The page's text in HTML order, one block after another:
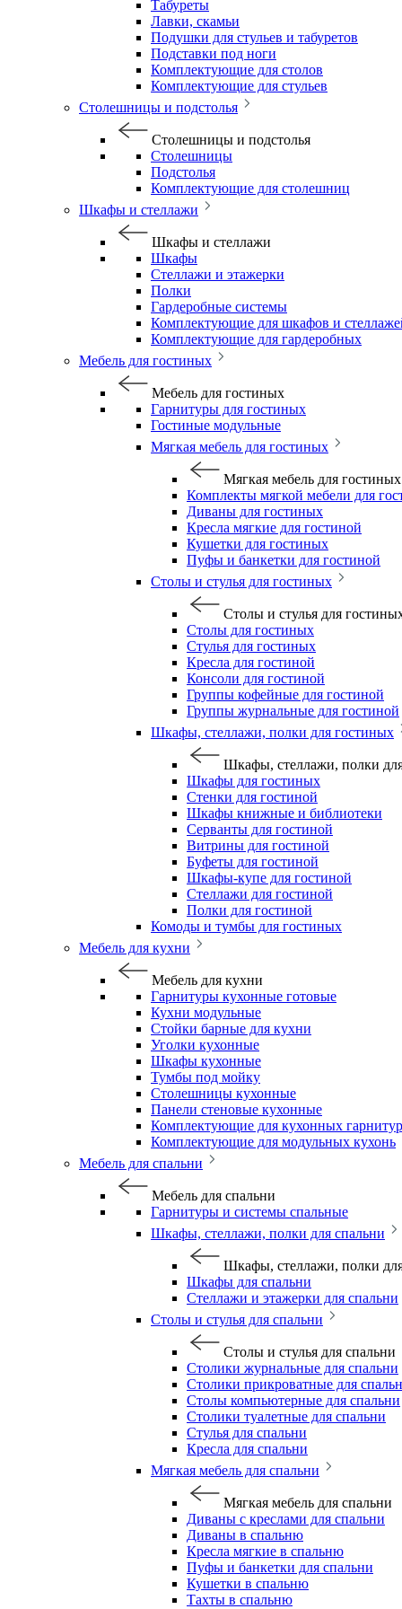
Табуреты
Лавки, скамьи
Подушки для стульев и табуретов
Подставки под ноги
Комплектующие для столов
Комплектующие для стульев
Столешницы и подстолья
Столешницы и подстолья
Столешницы
Подстолья
Комплектующие для столешниц
Шкафы и стеллажи
Шкафы и стеллажи
Шкафы
Стеллажи и этажерки
Полки
Гардеробные системы
Комплектующие для шкафов и
Комплектующие для гардеробных
Мебель для гостиных
Мебель для гостиных
Гарнитуры для гостиных
Гостиные модульные
Мягкая мебель для гостиных
Мягкая мебель для гостиных
Комплекты мягкой мебели для
Диваны для гостиных
Кресла мягкие для гостиной
Кушетки для гостиных
Пуфы и банкетки для гостиной
Столы и стулья для гостиных
Столы и стулья для
Столы для гостиных
Стулья для гостиных
Кресла для гостиной
Консоли для гостиной
Группы кофейные для гостиной
Группы журнальные для гостиной
Шкафы, стеллажи, полки для гостиных
Шкафы, стеллажи, полки
Шкафы для гостиных
Стенки для гостиной
Шкафы книжные и библиотеки
Серванты для гостиной
Витрины для гостиной
Буфеты для гостиной
Шкафы-купе для гостиной
Стеллажи для гостиной
Полки для гостиной
Комоды и тумбы для гостиных
Мебель для кухни
Мебель для кухни
Гарнитуры кухонные готовые
Кухни модульные
Стойки барные для кухни
Уголки кухонные
Шкафы кухонные
Тумбы под мойку
Столешницы кухонные
Панели стеновые кухонные
Комплектующие для кухонных
Комплектующие для модульных кухонь
Мебель для спальни
Мебель для спальни
Гарнитуры и системы спальные
Шкафы, стеллажи, полки для спальни
Шкафы, стеллажи, полки
Шкафы для спальни
Стеллажи и этажерки для спальни
Столы и стулья для спальни
Столы и стулья для спальни
Столики журнальные для спальни
Столики прикроватные для
Столы компьютерные для спальни
Столики туалетные для спальни
Стулья для спальни
Кресла для спальни
Мягкая мебель для спальни
Мягкая мебель для спальни
Диваны с креслами для спальни
Диваны в спальню
Кресла мягкие в спальню
Пуфы и банкетки для спальни
Кушетки в спальню
Тахты в спальню